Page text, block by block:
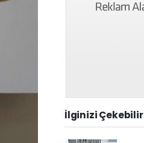
İlginizi Çekebilir